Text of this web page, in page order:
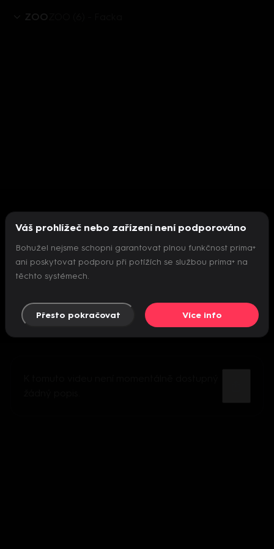
ZOO
Nepodařilo se inicializovat přehrávač
Váš prohlížeč nebo zařízení není podporováno
Bohužel nejsme schopni garantovat plnou funkčnost prima+
ani poskytovat podporu při potížích se službou prima+ na
těchto systémech.
Přesto pokračovat Více info